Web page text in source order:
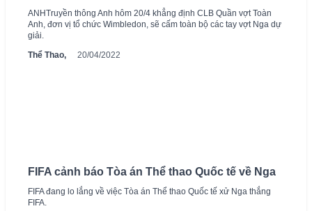
ANHTruyền thông Anh hôm 20/4 khẳng định CLB Quần vợt Toàn
Anh, đơn vị tổ chức Wimbledon, sẽ cấm toàn bộ các tay vợt Nga dự
giải.
Thể Thao,
20/04/2022
FIFA cảnh báo Tòa án Thể thao Quốc tế về Nga
FIFA đang lo lắng về việc Tòa án Thể thao Quốc tế xử Nga thắng
FIFA.